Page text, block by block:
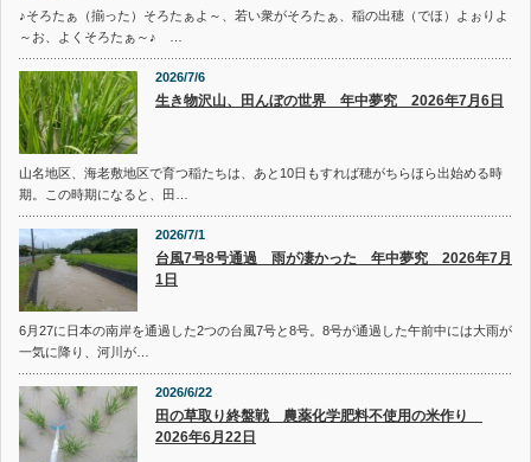
♪そろたぁ（揃った）そろたぁよ～、若い衆がそろたぁ、稲の出穂（でほ）よぉりよ
～お、よくそろたぁ～♪ …
2026/7/6
生き物沢山、田んぼの世界 年中夢究 2026年7月6日
山名地区、海老敷地区で育つ稲たちは、あと10日もすれば穂がちらほら出始める時
期。この時期になると、田…
2026/7/1
台風7号8号通過 雨が凄かった 年中夢究 2026年7月
1日
6月27に日本の南岸を通過した2つの台風7号と8号。8号が通過した午前中には大雨が
一気に降り、河川が…
2026/6/22
田の草取り終盤戦 農薬化学肥料不使用の米作り
2026年6月22日